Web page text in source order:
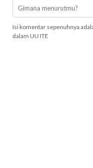
Isi komentar sepenuhnya
dalam UU ITE